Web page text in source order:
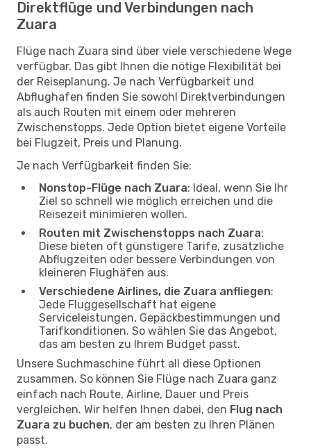
Direktflüge und Verbindungen nach
Zuara
Flüge nach Zuara sind über viele verschiedene Wege
verfügbar. Das gibt Ihnen die nötige Flexibilität bei
der Reiseplanung. Je nach Verfügbarkeit und
Abflughafen finden Sie sowohl Direktverbindungen
als auch Routen mit einem oder mehreren
Zwischenstopps. Jede Option bietet eigene Vorteile
bei Flugzeit, Preis und Planung.
Je nach Verfügbarkeit finden Sie:
Nonstop-Flüge nach Zuara: Ideal, wenn Sie Ihr
Ziel so schnell wie möglich erreichen und die
Reisezeit minimieren wollen.
Routen mit Zwischenstopps nach Zuara:
Diese bieten oft günstigere Tarife, zusätzliche
Abflugzeiten oder bessere Verbindungen von
kleineren Flughäfen aus.
Verschiedene Airlines, die Zuara anfliegen:
Jede Fluggesellschaft hat eigene
Serviceleistungen, Gepäckbestimmungen und
Tarifkonditionen. So wählen Sie das Angebot,
das am besten zu Ihrem Budget passt.
Unsere Suchmaschine führt all diese Optionen
zusammen. So können Sie Flüge nach Zuara ganz
einfach nach Route, Airline, Dauer und Preis
vergleichen. Wir helfen Ihnen dabei, den Flug nach
Zuara zu buchen, der am besten zu Ihren Plänen
passt.